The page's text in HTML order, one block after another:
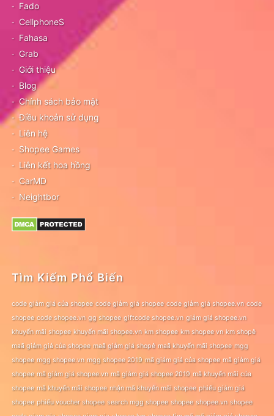
Fado
CellphoneS
Fahasa
Grab
Giới thiệu
Blog
Chính sách bảo mật
Điều khoản sử dụng
Liên hệ
Shopee Games
Liên kết hoa hồng
CarMD
Neightbor
Tìm Kiếm Phổ Biến
code giảm giá của shopee code giảm giá shopee code giảm giá shopee.vn code
shopee code shopee.vn gg shopee giftcode shopee.vn giảm giá shopee.vn
khuyến mãi shopee khuyến mãi shopee.vn km shopee km shopee vn km shopê
maã giảm giá của shopee maã giảm giá shopê maã khuyến mãi shopee mgg
shopee mgg shopee.vn mgg shopee 2019 mã giảm giá của shopee mã giảm giá
shopee mã giảm giá shopee.vn mã giảm giá shopee 2019 mã khuyến mãi của
shopee mã khuyến mãi shopee nhận mã khuyến mãi shopee phiếu giảm giá
shopee phiếu voucher shopee search mgg shopee shopee shopee.vn shopee